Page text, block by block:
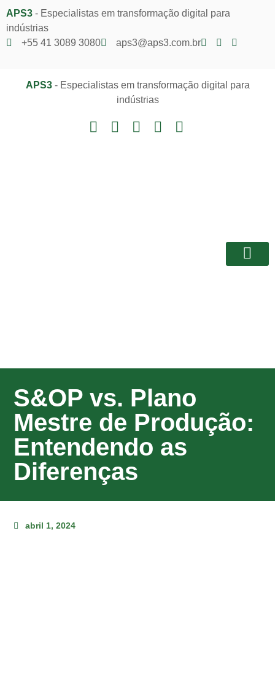
APS3 - Especialistas em transformação digital para
indústrias
+55 41 3089 3080
aps3@aps3.com.br
APS3- Especialistas em transformação digital para
indústrias
S&OP vs. Plano
Mestre de Produção:
Entendendo as
Diferenças
abril 1, 2024